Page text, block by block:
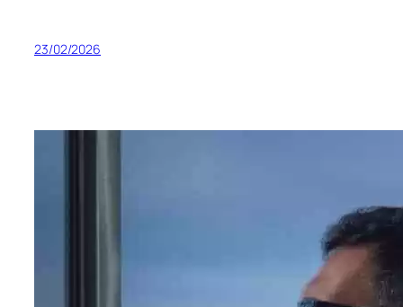
23/02/2026